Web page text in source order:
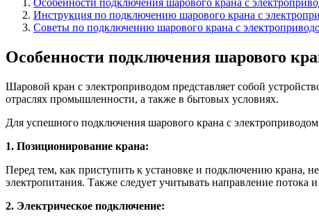
Инструкция по подключению шарового крана с
Советы по подключению шарового крана с
Особенности подключения шарового
Шаровой кран с электроприводом представляет собой
отраслях промышленности, а также в бытовых условиях.
Для успешного подключения шарового крана с
1. Позиционирование крана:
Перед тем, как приступить к установке и подключению крана,
электропитания. Также следует учитывать направление потока
2. Электрическое подключение: